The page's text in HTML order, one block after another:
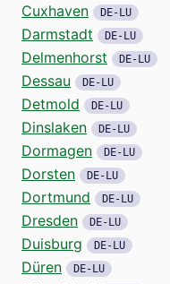
Cuxhaven DE-LU
Darmstadt DE-LU
Delmenhorst DE-LU
Dessau DE-LU
Detmold DE-LU
Dinslaken DE-LU
Dormagen DE-LU
Dorsten DE-LU
Dortmund DE-LU
Dresden DE-LU
Duisburg DE-LU
Düren DE-LU